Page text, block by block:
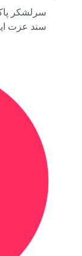
سرلشکر
سند عزت